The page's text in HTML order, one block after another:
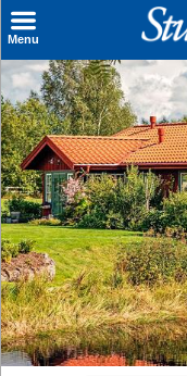
Menu
Sök stuga
Sista Minuten
Genvägar
Inspiration
Kontakt
Husägare
Se hur mycket du